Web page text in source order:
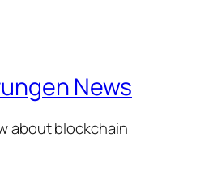
News
about blockchain